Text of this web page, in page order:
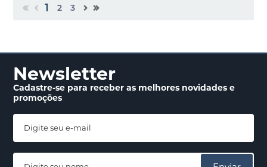
1 2 3
Newsletter
Cadastre-se para receberas melhores novidadese
promoções